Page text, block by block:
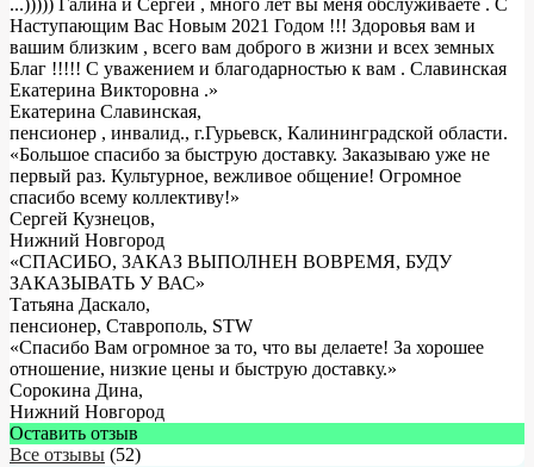
...))))) Галина и Сергей , много лет вы меня обслуживаете . С
Наступающим Вас Новым 2021 Годом !!! Здоровья вам и
вашим близким , всего вам доброго в жизни и всех земных
Благ !!!!! С уважением и благодарностью к вам . Славинская
Екатерина Викторовна .»
Екатерина Славинская,
пенсионер , инвалид., г.Гурьевск, Калининградской области.
«Большое спасибо за быструю доставку. Заказываю уже не
первый раз. Культурное, вежливое общение! Огромное
спасибо всему коллективу!»
Сергей Кузнецов,
Нижний Новгород
«СПАСИБО, ЗАКАЗ ВЫПОЛНЕН ВОВРЕМЯ, БУДУ
ЗАКАЗЫВАТЬ У ВАС»
Татьяна Даскало,
пенсионер, Ставрополь, STW
«Спасибо Вам огромное за то, что вы делаете! За хорошее
отношение, низкие цены и быструю доставку.»
Сорокина Дина,
Нижний Новгород
Оставить отзыв
Все отзывы (52)